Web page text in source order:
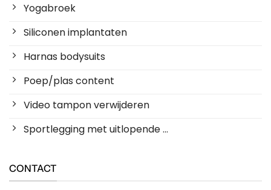
Yogabroek
Siliconen implantaten
Harnas bodysuits
Poep/plas content
Video tampon verwijderen
Sportlegging met uitlopende ...
CONTACT